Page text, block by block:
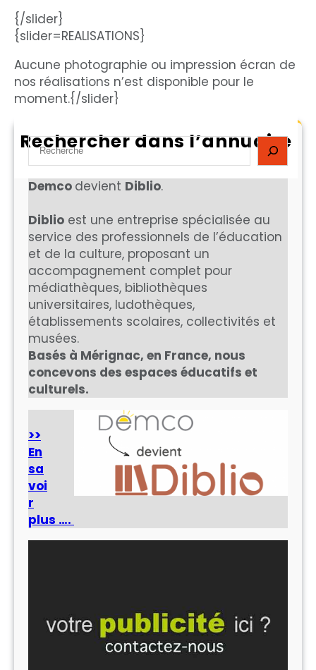
{/slider}
{slider=REALISATIONS}
Aucune photographie ou impression écran de
nos réalisations n’est disponible pour le
moment.{/slider}
Rechercher dans l’annuaire
S
e
a
r
c
h
Demco devient Diblio.
Diblio est une entreprise spécialisée au
service des professionnels de l’éducation
et de la culture, proposant un
accompagnement complet pour
médiathèques, bibliothèques
universitaires, ludothèques,
établissements scolaires, collectivités et
musées.
Basés à Mérignac, en France, nous
concevons des espaces éducatifs et
culturels.
>>
En
sa
voi
r
plus ….